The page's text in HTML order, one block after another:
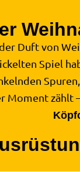
, der Duft von
Spiel
zählt